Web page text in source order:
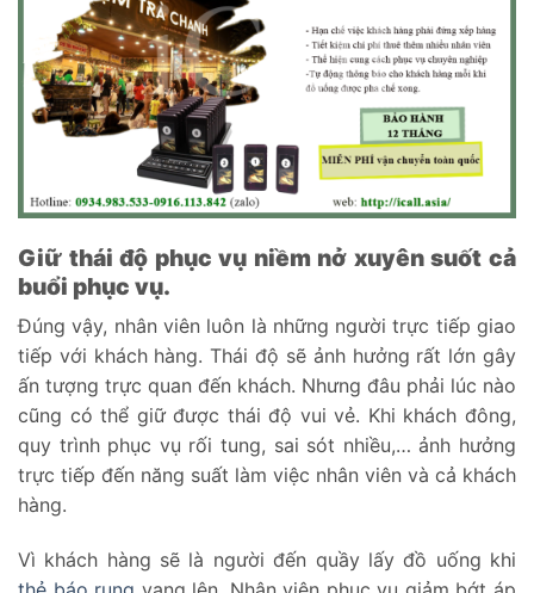
Giữ thái độ phục vụ niềm nở xuyên suốt cả
buổi phục vụ.
Đúng vậy, nhân viên luôn là những người trực tiếp giao
tiếp với khách hàng. Thái độ sẽ ảnh hưởng rất lớn gây
ấn tượng trực quan đến khách. Nhưng đâu phải lúc nào
cũng có thể giữ được thái độ vui vẻ. Khi khách đông,
quy trình phục vụ rối tung, sai sót nhiều,… ảnh hưởng
trực tiếp đến năng suất làm việc nhân viên và cả khách
hàng.
Vì khách hàng sẽ là người đến quầy lấy đồ uống khi